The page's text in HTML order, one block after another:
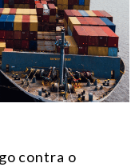
contra o